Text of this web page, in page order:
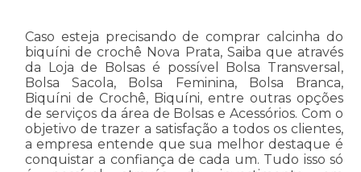
Caso esteja precisando de comprar calcinha do
biquíni de crochê Nova Prata, Saiba que através
da Loja de Bolsas é possível Bolsa Transversal,
Bolsa Sacola, Bolsa Feminina, Bolsa Branca,
Biquíni de Crochê, Biquíni, entre outras opções
de serviços da área de Bolsas e Acessórios. Com o
objetivo de trazer a satisfação a todos os clientes,
a empresa entende que sua melhor destaque é
conquistar a confiança de cada um. Tudo isso só